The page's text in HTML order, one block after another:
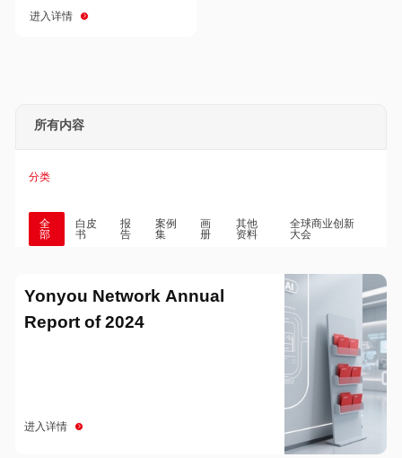
进入详情
所有内容
分类
全
部
白皮
书
报
告
案例
集
画
册
其他
资料
全球商业创新
大会
Yonyou Network Annual
Report of 2024
进入详情